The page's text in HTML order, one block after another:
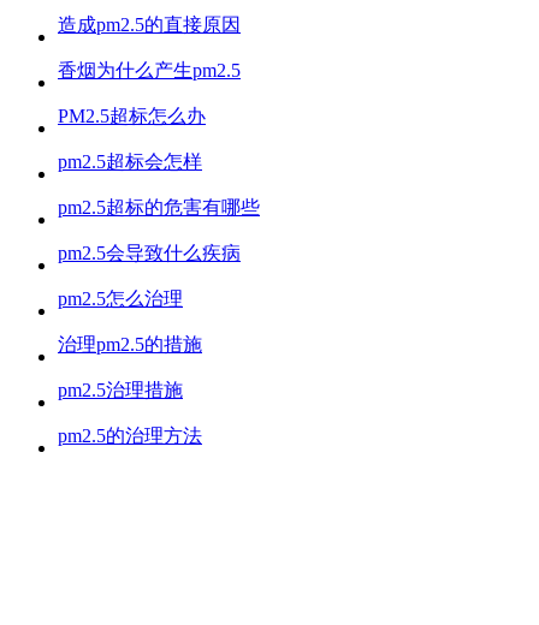
造成pm2.5的直接原因
香烟为什么产生pm2.5
PM2.5超标怎么办
pm2.5超标会怎样
pm2.5超标的危害有哪些
pm2.5会导致什么疾病
pm2.5怎么治理
治理pm2.5的措施
pm2.5治理措施
pm2.5的治理方法